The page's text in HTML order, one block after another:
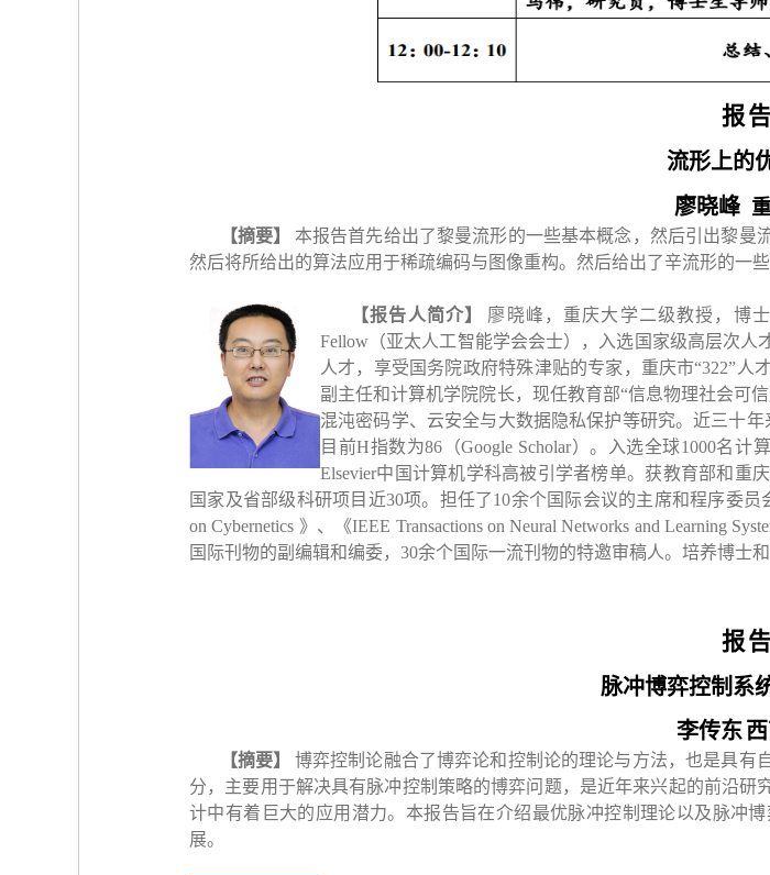
报告
流形上的
廖晓峰
【摘要】
本报告首先给出了黎曼流形的一些基本概念，然后引出黎曼
然后将所给出的算法应用于稀疏编码与图像重构。然后给出了辛流形的一
【报告人简介】 廖晓峰，重庆大学二级教授，博士
Fellow （亚太人工智能学会会士），入选国家级高层次
人才，享受国务院政府特殊津贴的专家，重庆市“322”人
副主任和计算机学院院长，现任教育部“信息物理社会可
混沌密码学、云安全与大数据隐私保护等研究。近三十
目前H指数为86 （Google Scholar）。入选全球1000名计
Elsevier中国计算机学科高被引学者榜单。获教育部和重
国家及省部级科研项目近30项。担任了10余个国际会议的主席和程序委员
on Cybernetics 》、《IEEE Transactions on Neural Networks and Learning
国际刊物的副编辑和编委， 30余个国际一流刊物的特邀审稿人。培养博士
报告
脉冲博弈控制系
李传东
【摘要】
博弈控制论融合了博弈论和控制论的理论与方法，也是具
分，主要用于解决具有脉冲控制策略的博弈问题，是近年来兴起的前沿
计中有着巨大的应用潜力。本报告旨在介绍最优脉冲控制理论以及脉冲
展。